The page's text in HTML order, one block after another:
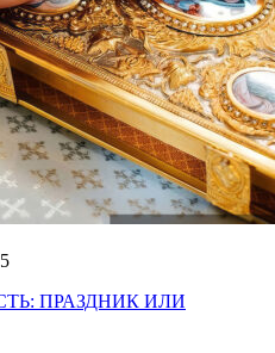
ПРАЗДНИК ИЛИ